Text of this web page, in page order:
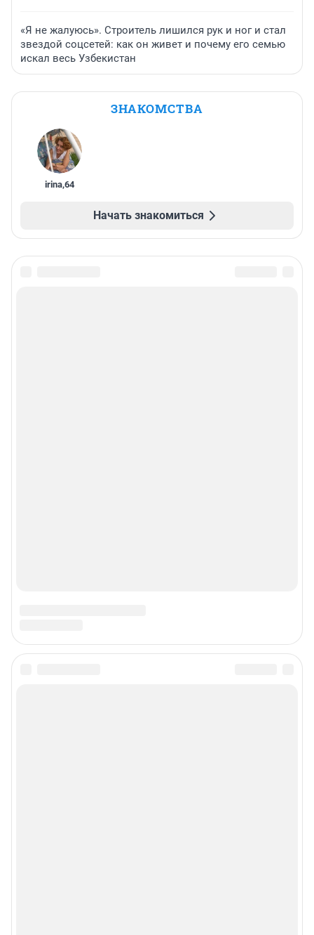
«Я не жалуюсь». Строитель лишился рук и ног и стал
звездой соцсетей: как он живет и почему его семью
искал весь Узбекистан
ЗНАКОМСТВА
irina,64
Начать знакомиться